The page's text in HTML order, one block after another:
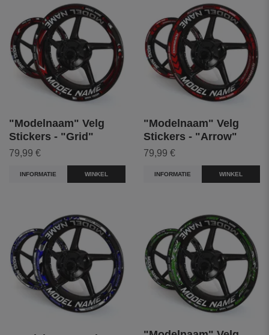
"Modelnaam" Velg
Stickers - "Grid"
79,99 €
INFORMATIE WINKEL
"Modelnaam" Velg
Stickers - "Arrow"
79,99 €
INFORMATIE WINKEL